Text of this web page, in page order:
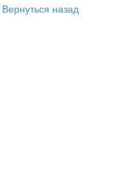
Вернуться назад